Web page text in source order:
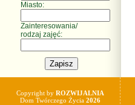
Miasto:
Zainteresowania/
rodzaj zajęć:
Copyright by ROZWIJALNIA
Dom Twórczego Życia 2026